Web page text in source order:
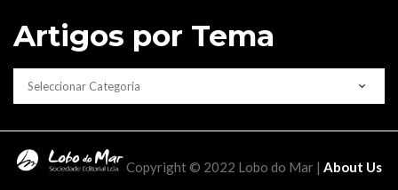
Artigos por Tema
CATEGORIAS
Copyright © 2022 Lobo do Mar | About Us